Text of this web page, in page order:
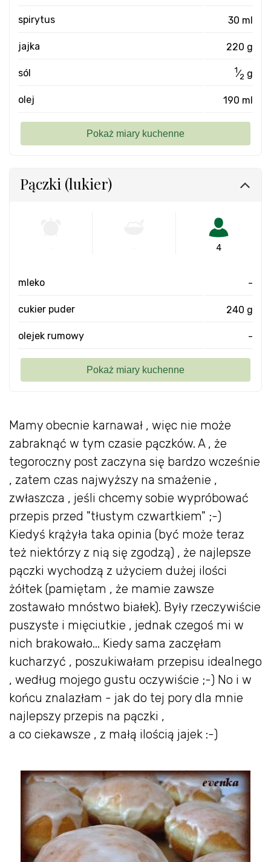
Mamy obecnie karnawał , więc nie może
zabraknąć w tym czasie pączków. A , że
tegoroczny post zaczyna się bardzo wcześnie
, zatem czas najwyższy na smażenie ,
zwłaszcza , jeśli chcemy sobie wypróbować
przepis przed "tłustym czwartkiem" ;-)
Kiedyś krążyła taka opinia (być może teraz
też niektórzy z nią się zgodzą) , że najlepsze
pączki wychodzą z użyciem dużej ilości
żółtek (pamiętam , że mamie zawsze
zostawało mnóstwo białek). Były rzeczywiście
puszyste i mięciutkie , jednak czegoś mi w
nich brakowało... Kiedy sama zaczęłam
kucharzyć , poszukiwałam przepisu idealnego
, według mojego gustu oczywiście ;-) No i w
końcu znalazłam - jak do tej pory dla mnie
najlepszy przepis na pączki ,
a co ciekawsze , z małą ilością jajek :-)
spirytus 30 ml
jajka 220 g
sól 1⁄2 g
olej 190 ml
Pączki (lukier)
4
mleko -
cukier puder 240 g
olejek rumowy -